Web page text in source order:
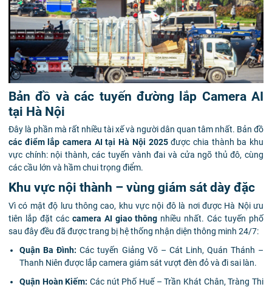
Bản đồ và các tuyến đường lắp Camera AI
tại Hà Nội
Đây là phần mà rất nhiều tài xế và người dân quan tâm nhất. Bản đồ
các điểm lắp camera AI tại Hà Nội 2025được chia thành ba khu
vực chính: nội thành, các tuyến vành đai và cửa ngõ thủ đô, cùng
các cầu lớn và hầm chui trọng điểm.
Khu vực nội thành – vùng giám sát dày đặc
Vì có mật độ lưu thông cao, khu vực nội đô là nơi được Hà Nội ưu
tiên lắp đặt các camera AI giao thông nhiều nhất. Các tuyến phố
sau đây đều đã được trang bị hệ thống nhận diện thông minh 24/7:
Quận Ba Đình: Các tuyến Giảng Võ – Cát Linh, Quán Thánh –
Thanh Niên được lắp camera giám sát vượt đèn đỏ và đi sai làn.
Quận Hoàn Kiếm: Các nút Phố Huế – Trần Khát Chân, Tràng Thi